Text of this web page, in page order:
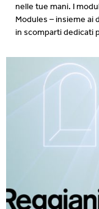
nelle tue mani. I
Modules – insieme ai
in scomparti dedicati